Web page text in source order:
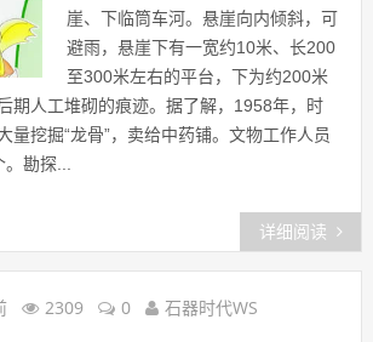
崖、下临筒车河。悬崖向内倾斜，可
避雨，悬崖下有一宽约10米、长200
至300米左右的平台，下为约200米
期人工堆砌的痕迹。据了解，1958年，时
量挖掘“龙骨”，卖给中药铺。文物工作人员
勘探...
详细阅读
2309 0 石器时代WS